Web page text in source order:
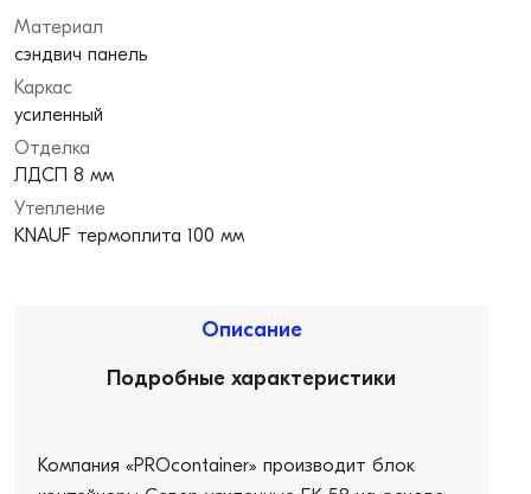
Материал
сэндвич панель
Каркас
усиленный
Отделка
ЛДСП 8 мм
Утепление
KNAUF термоплита 100 мм
Описание
Подробные характеристики
Компания «PROcontainer» производит блок